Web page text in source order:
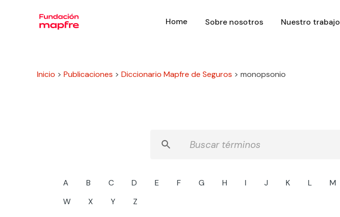
Home Sobre nosotros Nuestro trabajo
Inicio > Publicaciones > Diccionario Mapfre de Seguros > monopsonio
A B C D E F G H I J K L M
W
X Y Z